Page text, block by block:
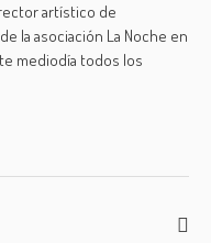
artístico de
la asociación La Noche en
mediodía todos los